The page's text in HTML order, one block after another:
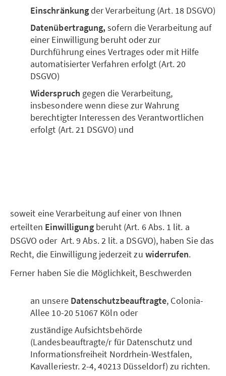
Einschränkungder Verarbeitung (Art. 18 DSGVO)
Datenübertragung,sofern die Verarbeitung auf
einer Einwilligung beruht oder zur
Durchführung eines Vertrages oder mit Hilfe
automatisierter Verfahren erfolgt (Art. 20
DSGVO)
Widerspruch gegen die Verarbeitung,
insbesondere wenn diese zur Wahrung
berechtigter Interessen des Verantwortlichen
erfolgt (Art. 21 DSGVO) und
soweit eine Verarbeitung auf einer von Ihnen
erteilten Einwilligungberuht (Art. 6 Abs. 1 lit. a
DSGVO oder Art. 9 Abs. 2 lit. a DSGVO), haben Sie das
Recht, die Einwilligung jederzeit zu widerrufen.
Ferner haben Sie die Möglichkeit, Beschwerden
an unsere Datenschutzbeauftragte, Colonia-
Allee 10-20 51067 Köln oder
zuständige Aufsichtsbehörde
(Landesbeauftragte/r für Datenschutz und
Informationsfreiheit Nordrhein-Westfalen,
Kavalleriestr. 2-4, 40213 Düsseldorf) zu richten.